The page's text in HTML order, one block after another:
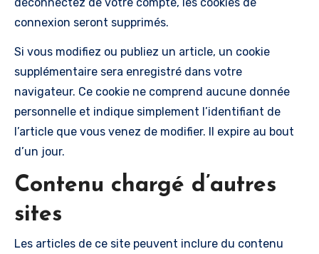
connexion seront supprimés.
Si vous modifiez ou publiez un article, un cookie
supplémentaire sera enregistré dans votre
navigateur. Ce cookie ne comprend aucune donnée
personnelle et indique simplement l’identifiant de
l’article que vous venez de modifier. Il expire au bout
d’un jour.
Contenu chargé d’autres
sites
Les articles de ce site peuvent inclure du contenu